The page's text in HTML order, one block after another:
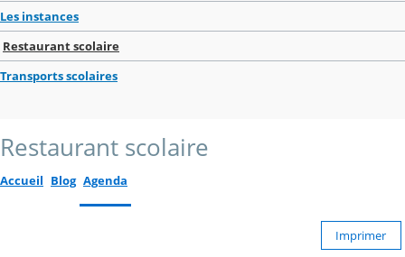
Les instances
Restaurant scolaire
Transports scolaires
Restaurant scolaire
Accueil Blog Agenda
Imprimer